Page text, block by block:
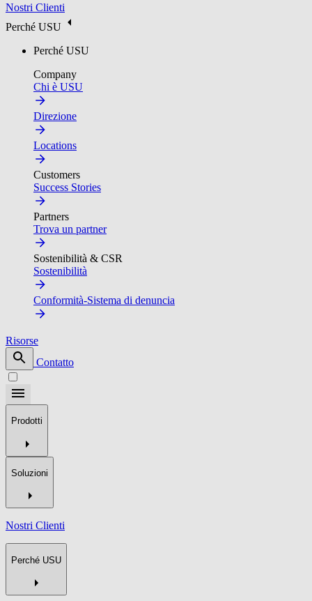
Nostri Clienti
Perché USU
Perché USU
Company
Chi è USU
Direzione
Locations
Customers
Success Stories
Partners
Trova un partner
Sostenibilità & CSR
Sostenibilità
Conformità-Sistema di denuncia
Risorse
Contatto
Prodotti
Soluzioni
Nostri Clienti
Perché USU